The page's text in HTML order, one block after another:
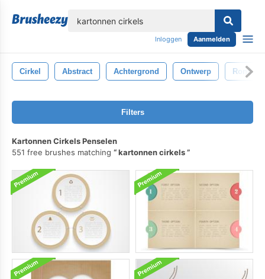
Inloggen Aanmelden
Cirkel Abstract Achtergrond Ontwerp Ronde
Filters
Kartonnen Cirkels Penselen
551 free brushes matching
kartonnen cirkels